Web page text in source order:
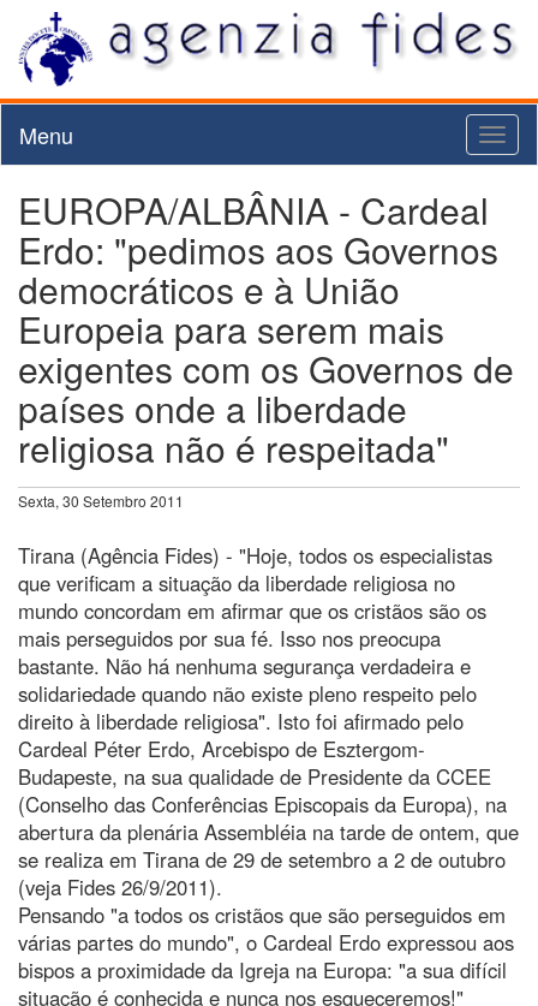
Menu
EUROPA/ALBÂNIA - Cardeal
Erdo: "pedimos aos Governos
democráticos e à União
Europeia para serem mais
exigentes com os Governos de
países onde a liberdade
religiosa não é respeitada"
Sexta, 30 Setembro 2011
Tirana (Agência Fides) - "Hoje, todos os especialistas
que verificam a situação da liberdade religiosa no
mundo concordam em afirmar que os cristãos são os
mais perseguidos por sua fé. Isso nos preocupa
bastante. Não há nenhuma segurança verdadeira e
solidariedade quando não existe pleno respeito pelo
direito à liberdade religiosa". Isto foi afirmado pelo
Cardeal Péter Erdo, Arcebispo de Esztergom-
Budapeste, na sua qualidade de Presidente da CCEE
(Conselho das Conferências Episcopais da Europa), na
abertura da plenária Assembléia na tarde de ontem, que
se realiza em Tirana de 29 de setembro a 2 de outubro
(veja Fides 26/9/2011).
Pensando "a todos os cristãos que são perseguidos em
várias partes do mundo", o Cardeal Erdo expressou aos
bispos a proximidade da Igreja na Europa: "a sua difícil
situação é conhecida e nunca nos esqueceremos!"